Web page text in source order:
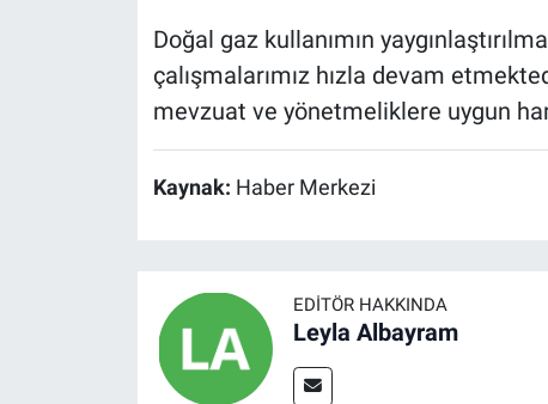
Doğal gaz kullanımın
çalışmalarımız hızla devam
mevzuat ve yönetmeliklere uygun
Kaynak: Haber Merkezi
EDITÖR HAKKINDA
Leyla Albayram